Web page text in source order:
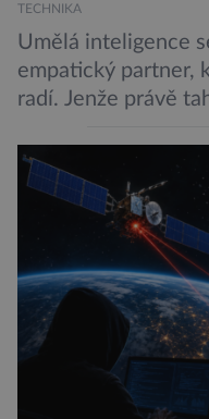
TECHNIKA
Umělá inteligence
empatický partner,
radí. Jenže právě
z City University of
London ukazuje,
populárního
Muska, mají
představy […]